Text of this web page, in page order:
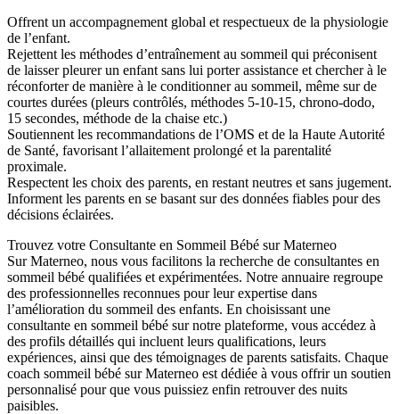
Offrent un accompagnement global et respectueux de la physiologie
de l’enfant.
Rejettent les méthodes d’entraînement au sommeil qui préconisent
de laisser pleurer un enfant sans lui porter assistance et chercher à le
réconforter de manière à le conditionner au sommeil, même sur de
courtes durées (pleurs contrôlés, méthodes 5-10-15, chrono-dodo,
15 secondes, méthode de la chaise etc.)
Soutiennent les recommandations de l’OMS et de la Haute Autorité
de Santé, favorisant l’allaitement prolongé et la parentalité
proximale.
Respectent les choix des parents, en restant neutres et sans jugement.
Informent les parents en se basant sur des données fiables pour des
décisions éclairées.
Trouvez votre Consultante en Sommeil Bébé sur Materneo
Sur Materneo, nous vous facilitons la recherche de consultantes en
sommeil bébé qualifiées et expérimentées. Notre annuaire regroupe
des professionnelles reconnues pour leur expertise dans
l’amélioration du sommeil des enfants. En choisissant une
consultante en sommeil bébé sur notre plateforme, vous accédez à
des profils détaillés qui incluent leurs qualifications, leurs
expériences, ainsi que des témoignages de parents satisfaits. Chaque
coach sommeil bébé sur Materneo est dédiée à vous offrir un soutien
personnalisé pour que vous puissiez enfin retrouver des nuits
paisibles.